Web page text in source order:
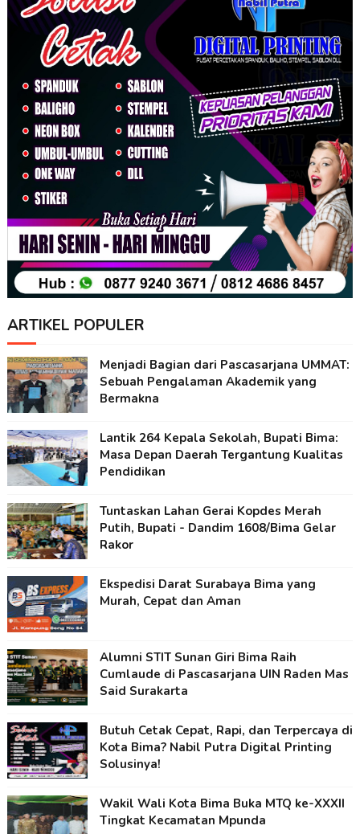
ARTIKEL POPULER
Menjadi Bagian dari Pascasarjana UMMAT:
Sebuah Pengalaman Akademik yang
Bermakna
Lantik 264 Kepala Sekolah, Bupati Bima:
Masa Depan Daerah Tergantung Kualitas
Pendidikan
Tuntaskan Lahan Gerai Kopdes Merah
Putih, Bupati - Dandim 1608/Bima Gelar
Rakor
Ekspedisi Darat Surabaya Bima yang
Murah, Cepat dan Aman
Alumni STIT Sunan Giri Bima Raih
Cumlaude di Pascasarjana UIN Raden Mas
Said Surakarta
Butuh Cetak Cepat, Rapi, dan Terpercaya di
Kota Bima? Nabil Putra Digital Printing
Solusinya!
Wakil Wali Kota Bima Buka MTQ ke-XXXII
Tingkat Kecamatan Mpunda